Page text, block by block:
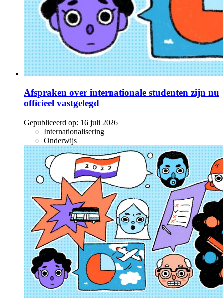
Afspraken over internationale studenten zijn nu
officieel vastgelegd
Gepubliceerd op: 16 juli 2026
Internationalisering
Onderwijs